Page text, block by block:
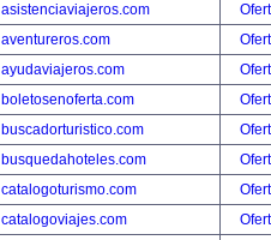
asistenciaviajeros.com
aventureros.com
ayudaviajeros.com
boletosenoferta.com
buscadorturistico.com
busquedahoteles.com
catalogoturismo.com
catalogoviajes.com